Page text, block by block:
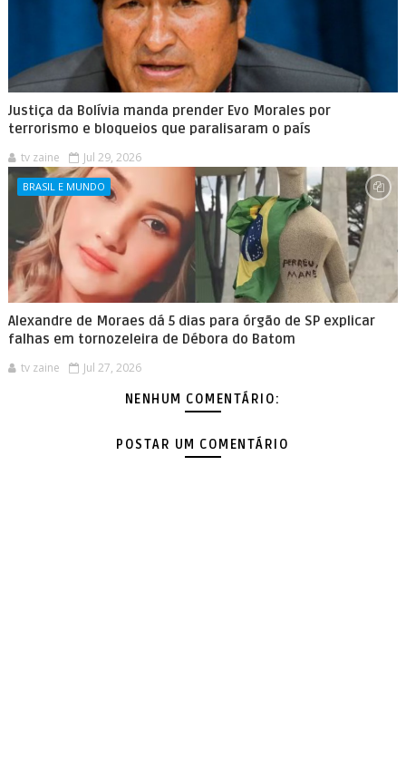
Justiça da Bolívia manda prender Evo Morales por
terrorismo e bloqueios que paralisaram o país
tv zaine Jul 29, 2026
BRASIL E MUNDO
Alexandre de Moraes dá 5 dias para órgão de SP explicar
falhas em tornozeleira de Débora do Batom
tv zaine Jul 27, 2026
NENHUM COMENTÁRIO:
POSTAR UM COMENTÁRIO